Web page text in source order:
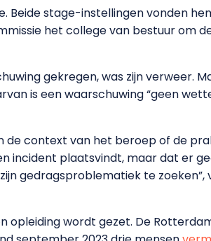
Beide stage-instellingen vonden
het college van bestuur om
gekregen, was zijn verweer.
is een waarschuwing “geen
de context van het beroep of de
incident plaatsvindt, maar dat er
gedragsproblematiek te
opleiding wordt gezet. De